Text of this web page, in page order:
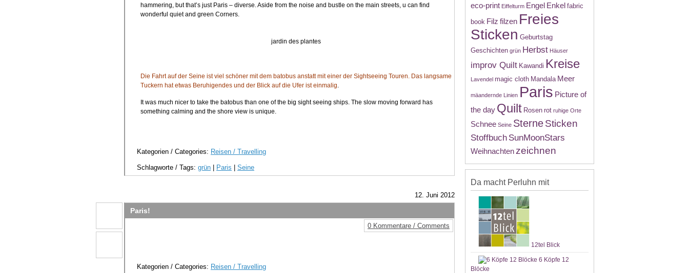
eco-print Eiffelturm Engel Enkel fabric
book Filz filzen Freies
Sticken Geburtstag
Geschichten grün Herbst Häuser
improv Quilt Kawandi Kreise
Lavendel magic cloth Mandala Meer
mäandernde Linien Paris Picture of
the day Quilt Rosen rot ruhige Orte
Schnee Seine SterneSticken
Stoffbuch SunMoonStars
Weihnachten zeichnen
Da macht Perluhn mit
12tel Blick
6 Köpfe 12
Blöcke
hammering, but that’s just Paris – diverse. Aside from the noise and bustle on the main streets, u can find
wonderful quiet and green Corners.
jardin des plantes
Die Fahrt auf der Seine ist viel schöner mit dem batobus anstatt mit einer der Sightseeing Touren. Das langsame
Tuckern hat etwas Beruhigendes und der Blick auf die Ufer ist einmalig.
It was much nicer to take the batobus than one of the big sight seeing ships. The slow moving forward has
something calming and the shore view is unique.
Kategorien / Categories: Reisen / Travelling
Schlagworte / Tags: grün Paris Seine
12. Juni 2012
Paris!
0 Kommentare / Comments
Kategorien / Categories: Reisen / Travelling